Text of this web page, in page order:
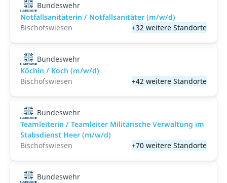
Bundeswehr
Notfallsanitäterin / Notfallsanitäter (m/w/d)
Bischofswiesen
+32 weitere Standorte
Bundeswehr
Köchin / Koch (m/w/d)
Bischofswiesen
+42 weitere Standorte
Bundeswehr
Teamleiterin / Teamleiter Militärische Verwaltung im
Stabsdienst Heer (m/w/d)
Bischofswiesen
+70 weitere Standorte
Bundeswehr